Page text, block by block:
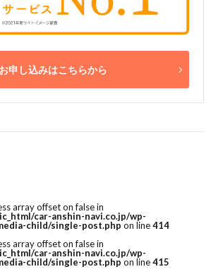
お申し込みはこちらから
array offset on false in
car-anshin-navi.co.jp/wp-
child/single-post.php on line414
array offset on false in
car-anshin-navi.co.jp/wp-
child/single-post.php on line415